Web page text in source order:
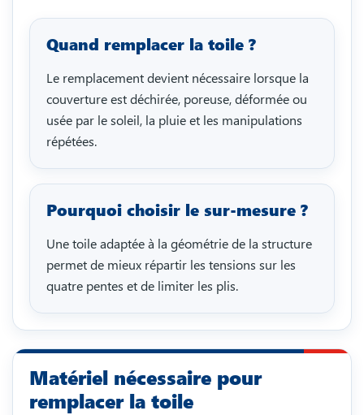
Quand remplacer la toile ?
Le remplacement devient nécessaire lorsque la
couverture est déchirée, poreuse, déformée ou
usée par le soleil, la pluie et les manipulations
répétées.
Pourquoi choisir le sur-mesure ?
Une toile adaptée à la géométrie de la structure
permet de mieux répartir les tensions sur les
quatre pentes et de limiter les plis.
Matériel nécessaire pour
remplacer la toile